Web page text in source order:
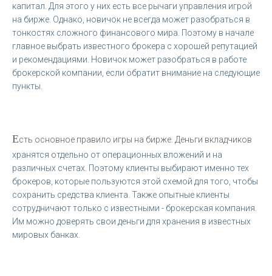
капитал. Для этого у них есть все рычаги управления игрой
на бирже. Однако, новичок не всегда может разобраться в
тонкостях сложного финансового мира. Поэтому в начале
главное выбрать известного брокера с хорошей репутацией
и рекомендациями. Новичок может разобраться в работе
брокерской компании, если обратит внимание на следующие
пункты.
Есть основное правило игры на бирже. Деньги вкладчиков
хранятся отдельно от операционных вложений и на
различных счетах. Поэтому клиенты выбирают именно тех
брокеров, которые пользуются этой схемой для того, чтобы
сохранить средства клиента. Также опытные клиенты
сотрудничают только с известными - брокерская компания.
Им можно доверять свои деньги для хранения в известных
мировых банках.